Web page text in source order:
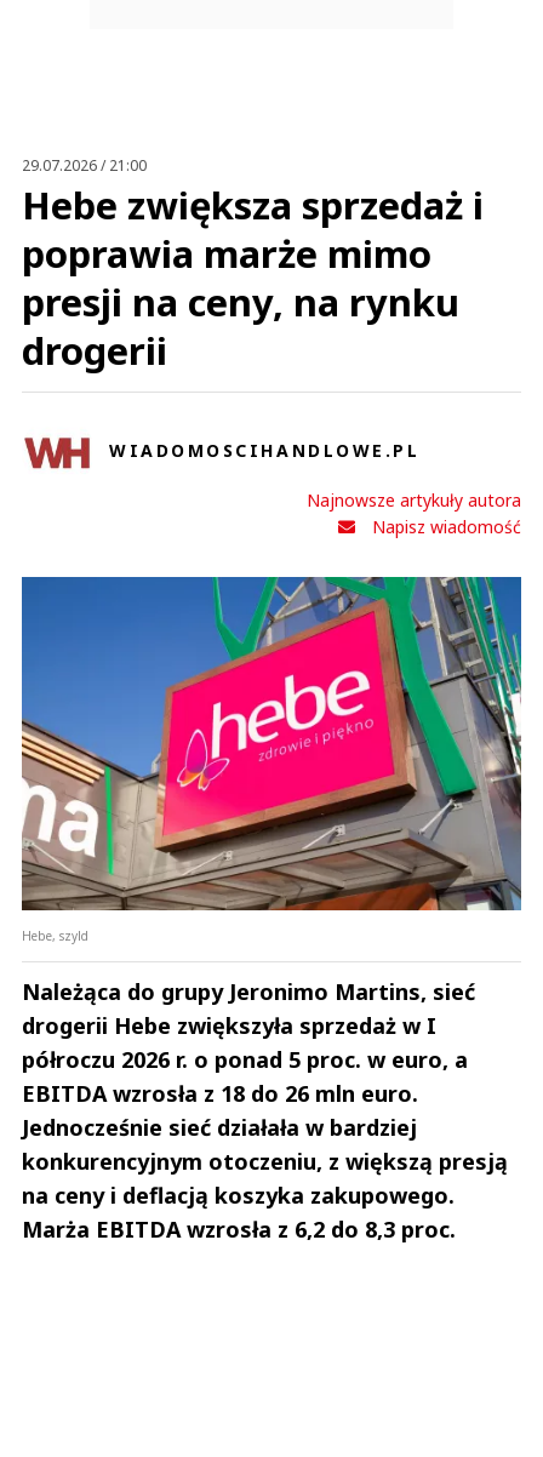
29.07.2026 / 21:00
Hebe zwiększa sprzedaż i
poprawia marże mimo
presji na ceny, na rynku
drogerii
WIADOMOSCIHANDLOWE.PL
Najnowsze artykuły autora
Napisz wiadomość
Hebe, szyld
Należąca do grupy Jeronimo Martins, sieć
drogerii Hebe zwiększyła sprzedaż w I
półroczu 2026 r. o ponad 5 proc. w euro, a
EBITDA wzrosła z 18 do 26 mln euro.
Jednocześnie sieć działała w bardziej
konkurencyjnym otoczeniu, z większą presją
na ceny i deflacją koszyka zakupowego.
Marża EBITDA wzrosła z 6,2 do 8,3 proc.